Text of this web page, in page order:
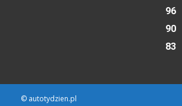
96
90
83
© autotydzien.pl